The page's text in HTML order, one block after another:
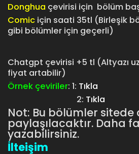
Donghua çevirisi için bölüm
Comic için saati 35tl (Birleşik
gibi bölümler için geçerli)
Chatgpt çevirisi +5 tl (Altyazı
fiyat artabilir)
Örnek çeviriler: 1: Tıkla
2: Tıkla
Not: Bu bölümler sitede
paylaşılacaktır. Daha
yazabilirsiniz.
İlteişim